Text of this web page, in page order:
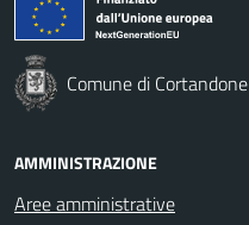
Comune di Cortandone
AMMINISTRAZIONE
Aree amministrative